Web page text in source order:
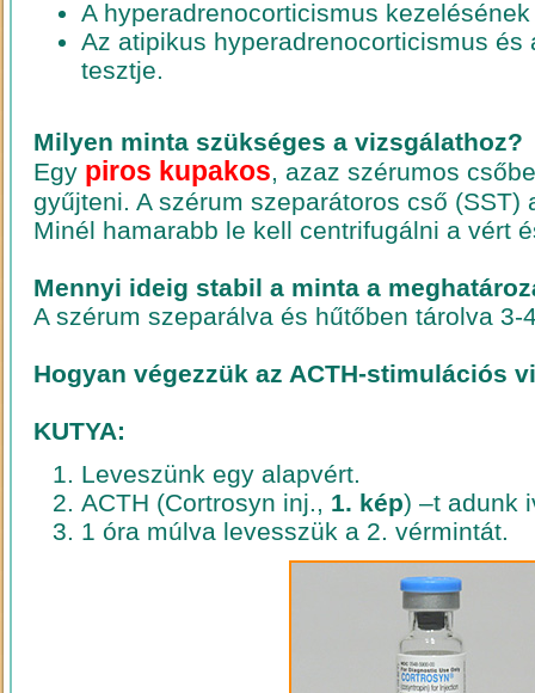
A hyperadrenocorticismus
Az atipikus hyperadrenocorticismus és
tesztje.
Milyen minta szükséges a vizsgálathoz?
Egy piros kupakos, azaz szérumos
gyűjteni. A szérum szeparátoros cső (SST)
Minél hamarabb le kell centrifugálni a vért
Mennyi ideig stabil a minta a
A szérum szeparálva és hűtőben tárolva 3-
Hogyan végezzük az ACTH-stimulációs
KUTYA:
Leveszünk egy alapvért.
ACTH (Cortrosyn inj., 1. kép) –t adunk
1 óra múlva levesszük a 2. vérmintát.